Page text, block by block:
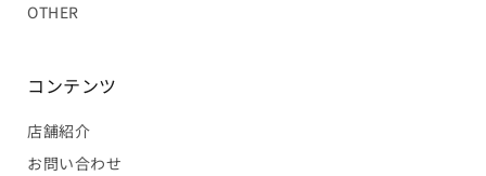
OTHER
コンテンツ
店舗紹介
お問い合わせ